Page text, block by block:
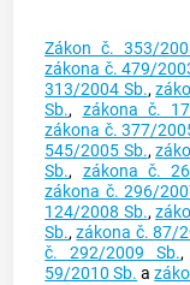
Zákon č. 353/
zákona č. 479/
313/2004 Sb.,
Sb., zákona č.
zákona č. 377/
545/2005 Sb.,
Sb., zákona č.
zákona č. 296/
124/2008 Sb.,
Sb.,zákona č. 87/
č. 292/2009 Sb.,
59/2010 Sb. a